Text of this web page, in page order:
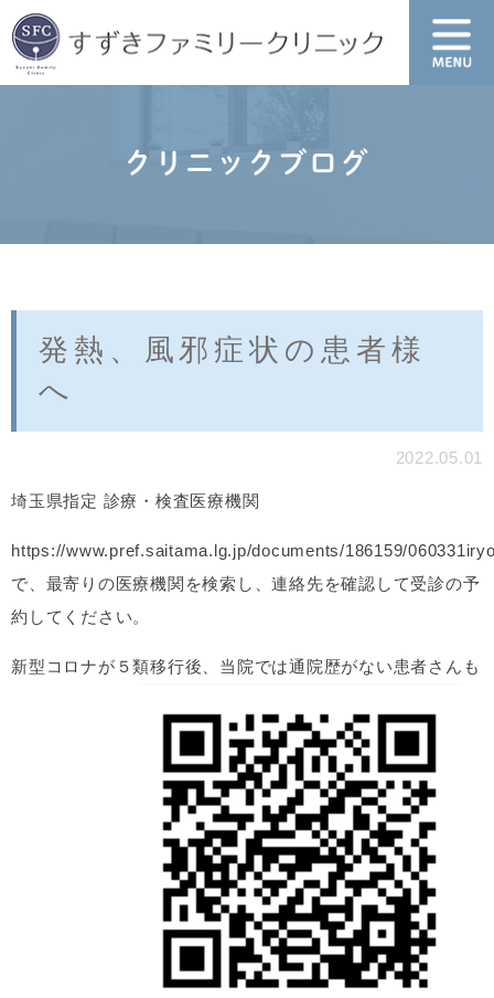
クリニックブログ
発熱、風邪症状の患者様
へ
2022.05.01
埼玉県指定 診療・検査医療機関
https://www.pref.saitama.lg.jp/documents/186159/
で、最寄りの医療機関を検索し、連絡先を確認して受診の予
約してください。
新型コロナが５類移行後、当院では通院歴がない患者さんも